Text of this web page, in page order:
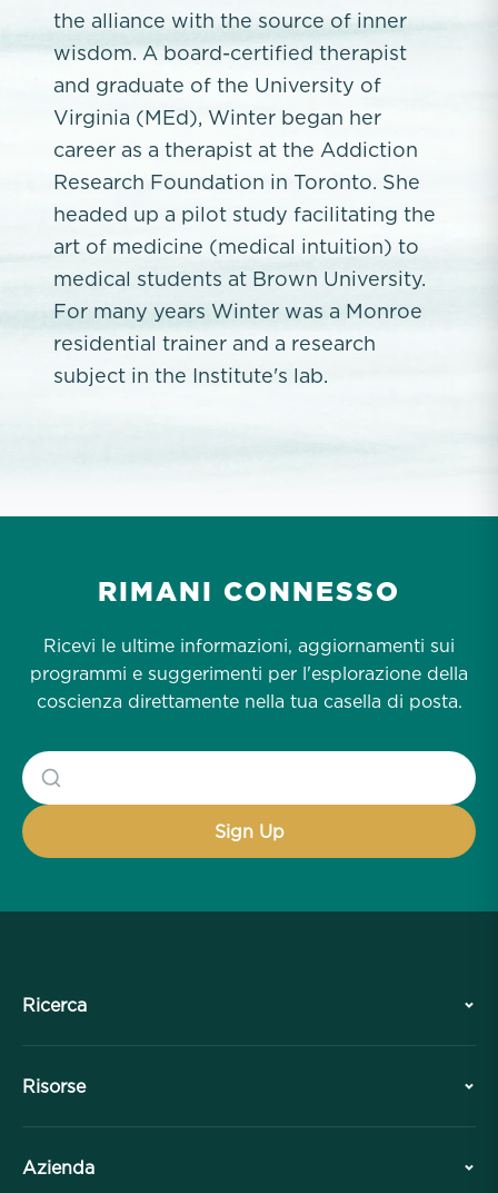
the alliance with the source of inner
wisdom. A board-certified therapist
and graduate of the University of
Virginia (MEd), Winter began her
career as a therapist at the Addiction
Research Foundation in Toronto. She
headed up a pilot study facilitating the
art of medicine (medical intuition) to
medical students at Brown University.
For many years Winter was a Monroe
residential trainer and a research
subject in the Institute's lab.
RIMANI CONNESSO
Ricevi le ultime informazioni, aggiornamenti sui
programmi e suggerimenti per l'esplorazione della
coscienza direttamente nella tua casella di posta.
Ricerca
Divisione Professionale
Risorse
Azienda